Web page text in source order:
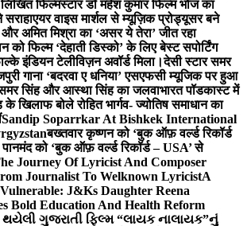
लिखित फिल्मस्टार डॉ महेश कुमार फिल्म भोज का
एयर वाइस मार्शल से म्यूज़िक प्रोड्यूसर बने
अमित मिश्रा का ‘असर ये तेरा’ जीत रहा
को फिल्म ‘देहाती डिस्को’ के लिए बेस्ट सपोर्टिंग
इंडियन टेलीविज़न अवॉर्ड मिला।देसी स्टार समर
गाना ‘बदरवा ए धनिया’ एसएफसी म्यूजिक पर हुआ
समर सिंह और आस्था सिंह का जलवाभारत पॉडकास्ट में
खिलाफ बोले रोहित भार्गव- ज्योतिष समाधान का
Sandip Soparrkar At Bishkek International
बख्तवार कृष्णन को ‘बुक ऑफ़ वर्ल्ड रिकॉर्ड
को ‘बुक ऑफ़ वर्ल्ड रिकॉर्ड – USA’ से
Journey Of Lyricist And Composer
Journalist To Welknown LyricistA
J&Ks Daughter Reena
Bold Education And Health Reform
ગુજરાતી ફિલ્મ “લાયક નાલાયક”નું